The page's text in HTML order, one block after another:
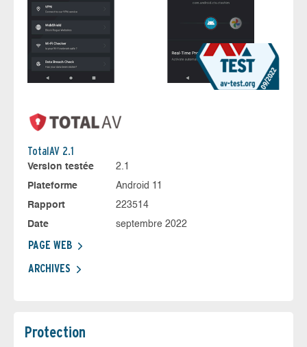
TotalAV 2.1
Version testée
2.1
Plateforme
Android 11
Rapport
223514
Date
septembre 2022
PAGE WEB
ARCHIVES
Protection